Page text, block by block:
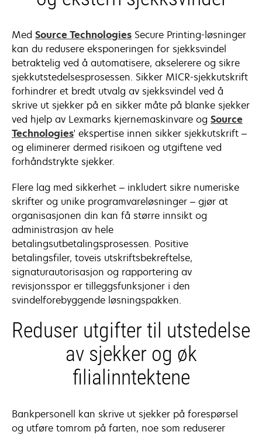
Med Source Technologiesopens
in
a
new
tab
Secure Printing-løsninger
kan du redusere eksponeringen for sjekksvindel
betraktelig ved å automatisere, akselerere og sikre
sjekkutstedelsesprosessen. Sikker MICR-sjekkutskrift
forhindrer et bredt utvalg av sjekksvindel ved å
skrive ut sjekker på en sikker måte på blanke sjekker
ved hjelp av Lexmarks kjernemaskinvare og Source
Technologiesopens
in
a
tab
' ekspertise innen sikker sjekkutskrift –
og eliminerer dermed risikoen og utgiftene ved
forhåndstrykte sjekker.
Flere lag med sikkerhet – inkludert sikre numeriske
skrifter og unike programvareløsninger – gjør at
organisasjonen din kan få større innsikt og
administrasjon av hele
betalingsutbetalingsprosessen. Positive
betalingsfiler, toveis utskriftsbekreftelse,
signaturautorisasjon og rapportering av
revisjonsspor er tilleggsfunksjoner i den
svindelforebyggende løsningspakken.
Reduser utgifter til utstedelse
av sjekker og øk
filialinntektene
Bankpersonell kan skrive ut sjekker på forespørsel
og utføre tomrom på farten, noe som reduserer